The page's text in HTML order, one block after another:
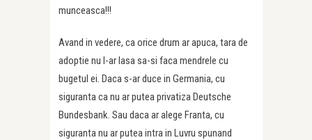
munceasca!!!
Avand in vedere, ca orice drum ar apuca, tara de
adoptie nu l-ar lasa sa-si faca mendrele cu
bugetul ei. Daca s-ar duce in Germania, cu
siguranta ca nu ar putea privatiza Deutsche
Bundesbank. Sau daca ar alege Franta, cu
siguranta nu ar putea intra in Luvru spunand